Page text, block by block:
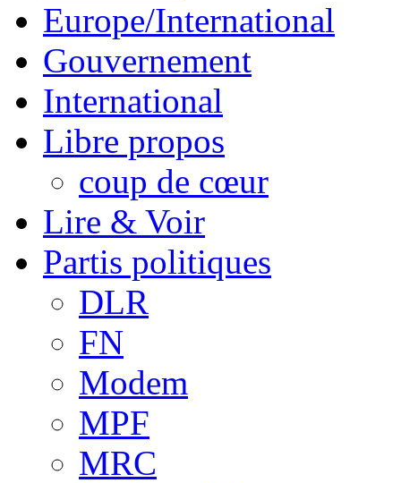
Europe/International
Gouvernement
International
Libre propos
coup de cœur
Lire & Voir
Partis politiques
DLR
FN
Modem
MPF
MRC